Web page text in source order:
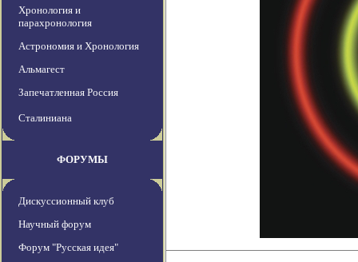
Хронология и
парахронология
Астрономия и Хронология
Альмагест
Запечатленная Россия
Сталиниана
ФОРУМЫ
Дискуссионный клуб
Научный форум
Форум "Русская идея"